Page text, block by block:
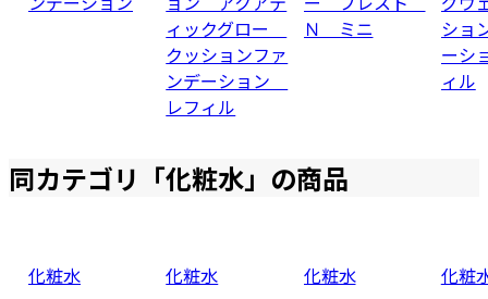
ィックグロー
クッションファ
ンデーション
レフィル
Ｎ ミニ
ショ
ーシ
ィル
同カテゴリ「化粧水」の商品
化粧水
化粧水
化粧水
化粧